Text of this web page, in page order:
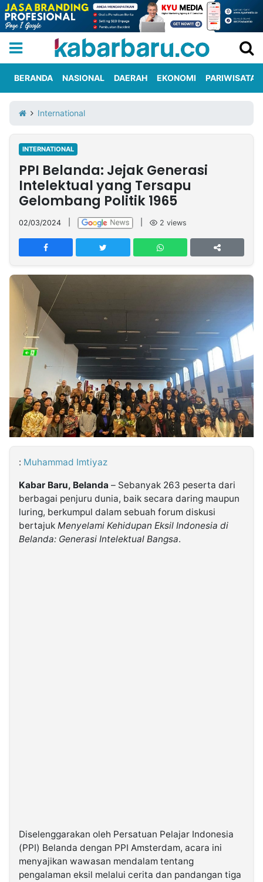
Iklan
Berita
Kami
Nasional
International
Olahraga
Entertainment
Daerah
Pariwisata
Kuliner
Kolom
Network
PT
TREETAN
INDONESIA
Partner
Insight
NTB
Suara
Time
Lens
IDN
Daily
Jogja
Jalan
Rakyat
Idealita
News
Kita
Notice
Dinamikapost.com
Radar
Baru
Seedbacklink
Follow
Kabarbaru
BERANDA NASIONAL DAERAH EKONOMI PARIWISATA
International
INTERNATIONAL
PPI Belanda: Jejak Generasi
Intelektual yang Tersapu
Gelombang Politik 1965
02/03/2024 2 views
: Muhammad Imtiyaz
Kabar Baru, Belanda – Sebanyak 263 peserta dari
berbagai penjuru dunia, baik secara daring maupun
luring, berkumpul dalam sebuah forum diskusi
bertajuk Menyelami Kehidupan Eksil Indonesia di
Belanda: Generasi Intelektual Bangsa.
Diselenggarakan oleh Persatuan Pelajar Indonesia
(PPI) Belanda dengan PPI Amsterdam, acara ini
menyajikan wawasan mendalam tentang
pengalaman eksil melalui cerita dan pandangan tiga